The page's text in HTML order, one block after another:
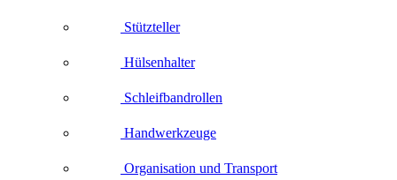
Stützteller
Hülsenhalter
Schleifbandrollen
Handwerkzeuge
Organisation und Transport